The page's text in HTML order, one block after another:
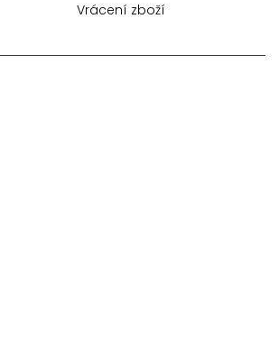
Vrácení zboží